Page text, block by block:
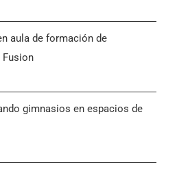
aula de formación de
gimnasios en espacios de